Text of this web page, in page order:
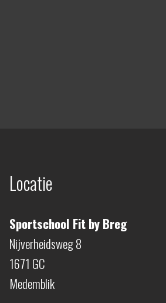
Locatie
Sportschool Fit by Breg
Nijverheidsweg 8
1671 GC
Medemblik